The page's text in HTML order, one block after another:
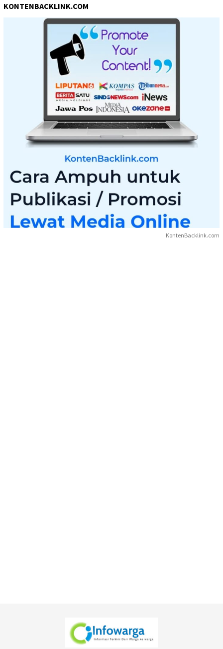
KONTENBACKLINK.COM
KontenBacklink.com